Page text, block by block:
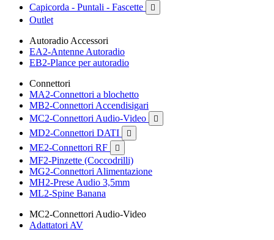
Capicorda - Puntali - Fascette

Outlet
Autoradio Accessori
EA2-Antenne Autoradio
EB2-Plance per autoradio
Connettori
MA2-Connettori a blochetto
MB2-Connettori Accendisigari
MC2-Connettori Audio-Video

MD2-Connettori DATI 
ME2-Connettori RF 
MF2-Pinzette (Coccodrilli)
MG2-Connettori Alimentazione
MH2-Prese Audio 3,5mm
ML2-Spine Banana
MC2-Connettori Audio-Video
Adattatori AV